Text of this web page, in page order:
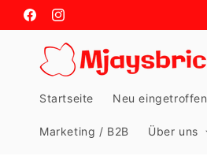
zum
Inhalt
FacebookInstagram
Startseite Neu eingetroffen
Marketing / B2B Über uns